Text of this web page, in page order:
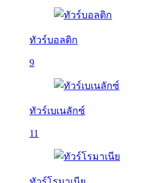
ทัวร์บอลติก
9
ทัวร์เบเนลักซ์
11